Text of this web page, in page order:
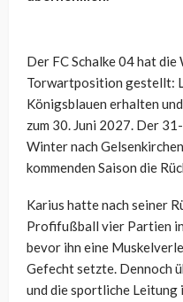
Der FC Schalke 04 hat die
Torwartposition gestellt:
Königsblauen erhalten
zum 30. Juni 2027. Der
Winter nach
kommenden Saison die
Karius hatte nach seiner
Profifußball vier Partien
bevor ihn eine
Gefecht setzte. Dennoch
und die sportliche Leitung